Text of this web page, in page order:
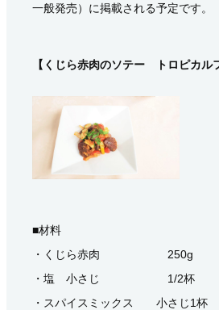
一般発売）に掲載される予定です。
【くじら赤肉のソテー トロピカル
■材料
・くじら赤肉 250g
・塩 小さじ 1/2杯
・スパイスミックス 小さじ1杯